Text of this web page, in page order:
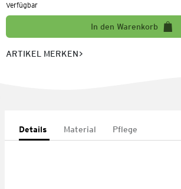
Verfügbar
In den Warenkorb
ARTIKEL MERKEN
Details Material Pflege